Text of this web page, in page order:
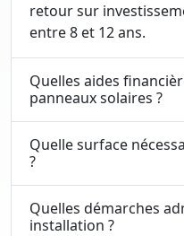
retour sur
entre 8 et 12 ans.
Quelles aides
panneaux solaires ?
Quelle surface
?
Quelles démarches
installation ?